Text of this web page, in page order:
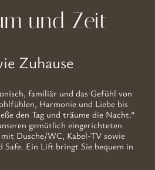
und Zeit
Zuhause
familiär und das Gefühl von
Harmonie und Liebe bis
den Tag und träume die Nacht.”
gemütlich eingerichteten
Dusche/WC, Kabel-TV sowie
Safe. Ein Lift bringt Sie bequem in